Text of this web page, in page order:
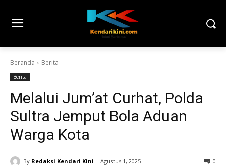
Beranda Berita
Berita
Melalui Jum’at Curhat, Polda
Sultra Jemput Bola Aduan
Warga Kota
By Redaksi Kendari Kini Agustus 1, 2025 0